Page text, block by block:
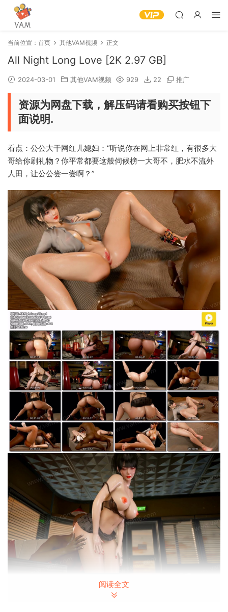
当前位置： 首页 其他VAM视频 正文
All Night Long Love [2K 2.97 GB]
2024-03-01 其他VAM视频 929 22 推广
资源为网盘下载，解压码请看购买按钮下
面说明.
看点：公公大干网红儿媳妇：“听说你在网上非常红，有很多大
哥给你刷礼物？你平常都要这般伺候榜一大哥不，肥水不流外
人田，让公公尝一尝啊？”
阅读全文